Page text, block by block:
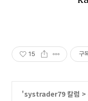
15 구
'systrader79 칼럼 >